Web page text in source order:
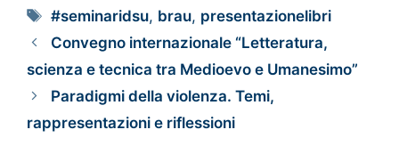
#seminaridsu, brau, presentazionelibri
Convegno internazionale “Letteratura,
scienza e tecnica tra Medioevo e Umanesimo”
Paradigmi della violenza. Temi,
rappresentazioni e riflessioni